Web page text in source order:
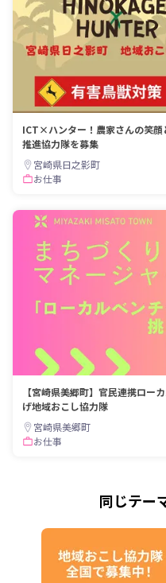
ICT×ハンター！農家さんの笑顔
推進協力隊を募集
宮崎県日之影町
お仕事
【宮崎県美郷町】官民連携ロー
げ地域おこし協力隊
宮崎県美郷町
お仕事
同じテー